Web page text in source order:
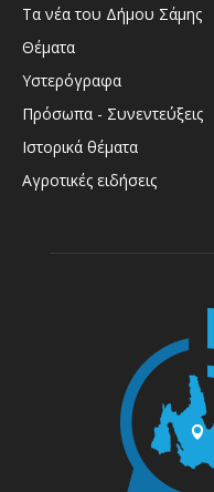
Τα νέα του Δήμου Σάμης
Θέματα
Υστερόγραφα
Πρόσωπα - Συνεντεύξεις
Ιστορικά θέματα
Αγροτικές ειδήσεις